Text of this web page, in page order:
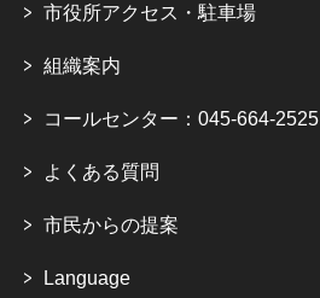
市役所アクセス・駐車場
組織案内
コールセンター：045-664-2525
よくある質問
市民からの提案
Language